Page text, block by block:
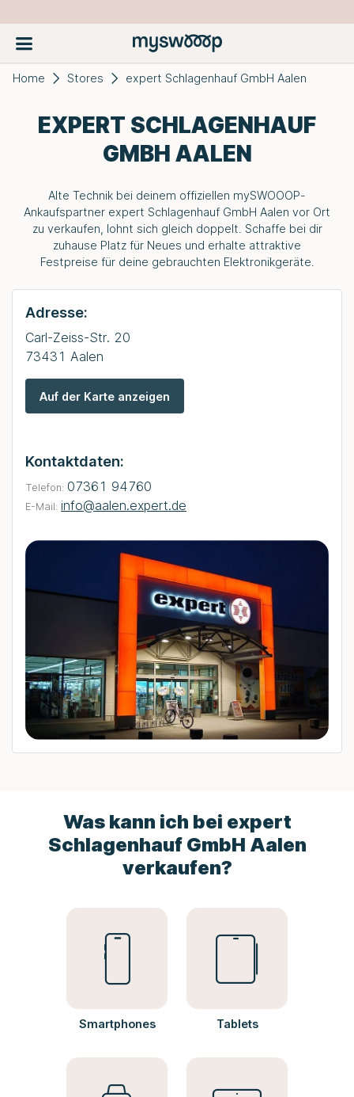
Home Stores expert Schlagenhauf GmbH Aalen
EXPERT SCHLAGENHAUF
GMBH AALEN
Alte Technik bei deinem offiziellen mySWOOOP-
Ankaufspartner expert Schlagenhauf GmbH Aalen vor Ort
zu verkaufen, lohnt sich gleich doppelt. Schaffe bei dir
zuhause Platz für Neues und erhalte attraktive
Festpreise für deine gebrauchten Elektronikgeräte.
Adresse:
Carl-Zeiss-Str. 20
73431 Aalen
Auf der Karte anzeigen
Kontaktdaten:
Telefon: 07361 94760
E-Mail: info@aalen.expert.de
Was kann ich bei expert
Schlagenhauf GmbH Aalen
verkaufen?
Smartphones Tablets